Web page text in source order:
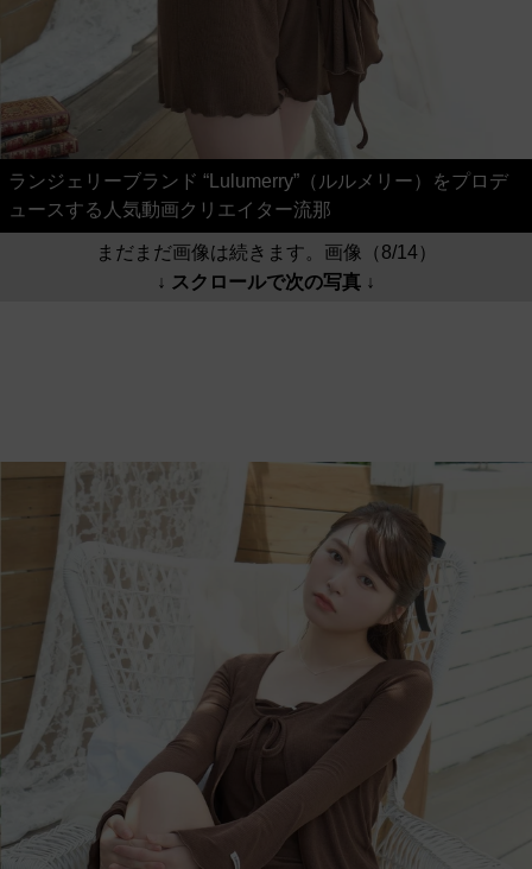
ランジェリーブランド “Lulumerry”（ルルメリー）をプロデ
ュースする人気動画クリエイター流那
まだまだ画像は続きます。画像（8/14）
↓ スクロールで次の写真 ↓